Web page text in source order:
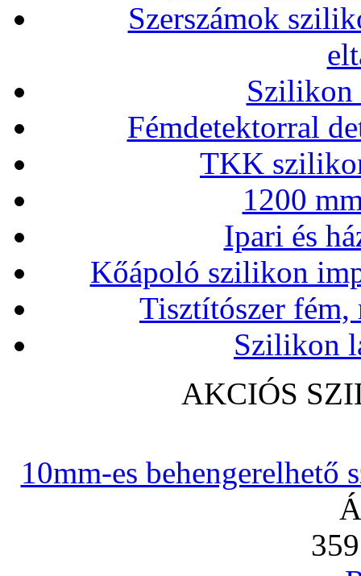
Szerszámok
Szilikon
Fémdetektorral
TKK
1200
Ipari és
Kőápoló szilikon
Tisztítószer
Szilikon
AKCIÓS
10mm-es